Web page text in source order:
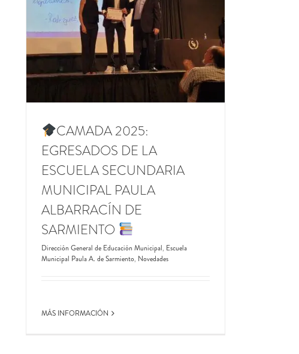
CAMADA 2025:
EGRESADOS DE LA
ESCUELA SECUNDARIA
MUNICIPAL PAULA
ALBARRACÍN DE
SARMIENTO
Dirección General de Educación Municipal, Escuela
Municipal Paula A. de Sarmiento, Novedades
MÁS INFORMACIÓN